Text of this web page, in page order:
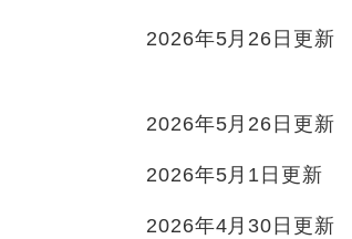
2026年5月26日更新
2026年5月26日更新
2026年5月1日更新
2026年4月30日更新